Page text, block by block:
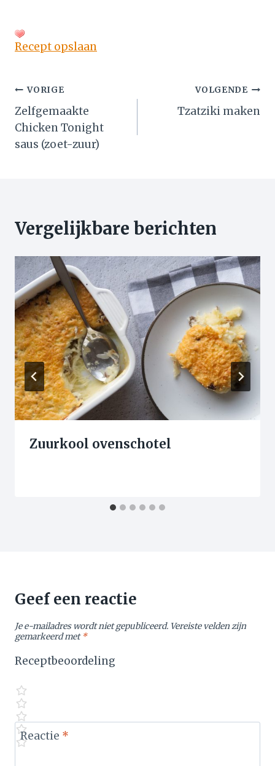
Recept opslaan
Bericht
navigatie
VORIGE
Zelfgemaakte
Chicken Tonight
saus (zoet-zuur)
VOLGENDE
Tzatziki maken
Vergelijkbare berichten
Zuurkool ovenschotel
Geef een reactie
Je e-mailadres wordt niet gepubliceerd. Vereiste velden zijn
gemarkeerd met*
Receptbeoordeling
Reactie *